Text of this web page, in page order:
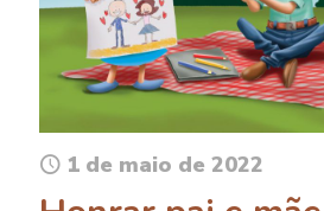
1 de maio de 2022